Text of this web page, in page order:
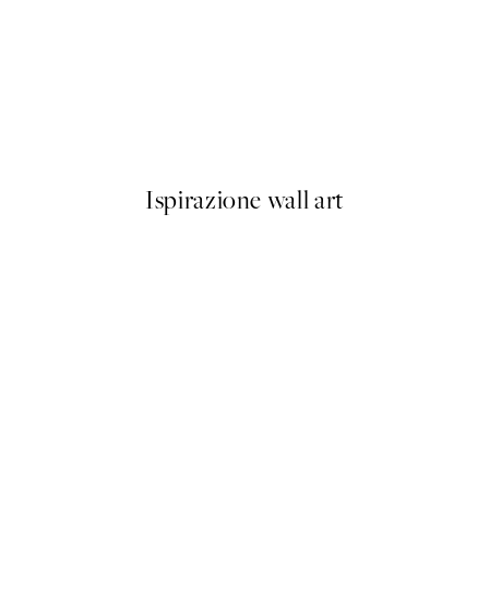
Ispirazione wall art